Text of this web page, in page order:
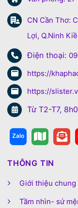
CN Cần Thơ:
Lợi, Q.Ninh
Điện thoại:
https://
https://
Từ T2-T7,
THÔNG TIN
Giới thiệu chung
Tầm nhìn- sứ